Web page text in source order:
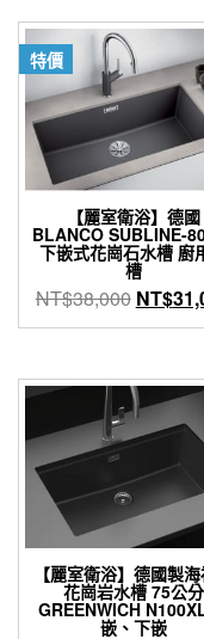
有
多
種
款
式。
在
產
品
頁
面
選
擇
特價
【麗室衛浴】德國
BLANCO SUBLINE-
下嵌式花崗石水槽 廚
槽
NT$38,000 原
始
格：
NT$
【麗室衛浴】德國製
花崗岩水槽 75公分
GREENWICH
嵌、下嵌